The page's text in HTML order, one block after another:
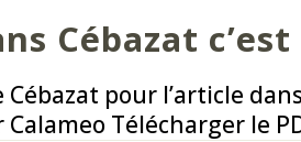
Cébazat
pour l’article
Télécharger le